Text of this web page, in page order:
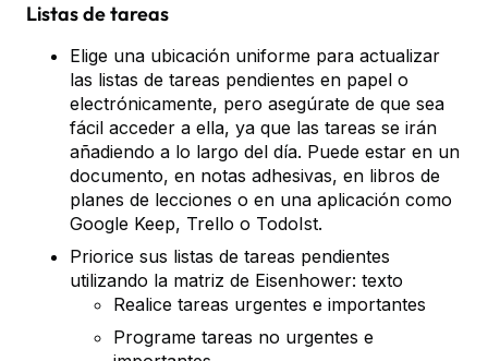
Listas de tareas
Elige una ubicación uniforme para actualizar
las listas de tareas pendientes en papel o
electrónicamente, pero asegúrate de que sea
fácil acceder a ella, ya que las tareas se irán
añadiendo a lo largo del día. Puede estar en un
documento, en notas adhesivas, en libros de
planes de lecciones o en una aplicación como
Google Keep, Trello o TodoIst.
Priorice sus listas de tareas pendientes
utilizando la matriz de Eisenhower: texto
Realice tareas urgentes e importantes
Programe tareas no urgentes e